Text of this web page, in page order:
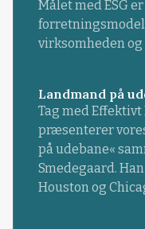
Målet med ESG
virksomheden
Landmand på
Tag med
præsenterer
på udebane«
Smedegaard.
Houston og